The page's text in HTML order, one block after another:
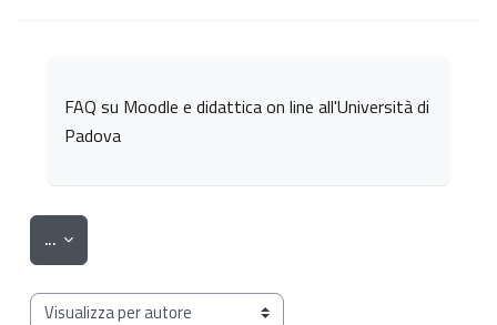
FAQ su Moodle e didattica on line all'Università di
Padova
... Esporta voci